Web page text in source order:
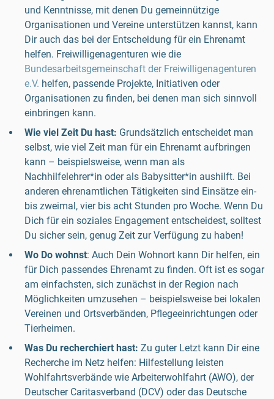
und Kenntnisse, mit denen Du gemeinnützige
Organisationen und Vereine unterstützen kannst, kann
Dir auch das bei der Entscheidung für ein Ehrenamt
helfen. Freiwilligenagenturen wie die
Bundesarbeitsgemeinschaft der Freiwilligenagenturen
e.V. helfen, passende Projekte, Initiativen oder
Organisationen zu finden, bei denen man sich sinnvoll
einbringen kann.
Wie viel Zeit Du hast: Grundsätzlich entscheidet man
selbst, wie viel Zeit man für ein Ehrenamt aufbringen
kann – beispielsweise, wenn man als
Nachhilfelehrer*in oder als Babysitter*in aushilft. Bei
anderen ehrenamtlichen Tätigkeiten sind Einsätze ein-
bis zweimal, vier bis acht Stunden pro Woche. Wenn Du
Dich für ein soziales Engagement entscheidest, solltest
Du sicher sein, genug Zeit zur Verfügung zu haben!
Wo Do wohnst: Auch Dein Wohnort kann Dir helfen, ein
für Dich passendes Ehrenamt zu finden. Oft ist es sogar
am einfachsten, sich zunächst in der Region nach
Möglichkeiten umzusehen – beispielsweise bei lokalen
Vereinen und Ortsverbänden, Pflegeeinrichtungen oder
Tierheimen.
Was Du recherchiert hast: Zu guter Letzt kann Dir eine
Recherche im Netz helfen: Hilfestellung leisten
Wohlfahrtsverbände wie Arbeiterwohlfahrt (AWO), der
Deutscher Caritasverband (DCV) oder das Deutsche